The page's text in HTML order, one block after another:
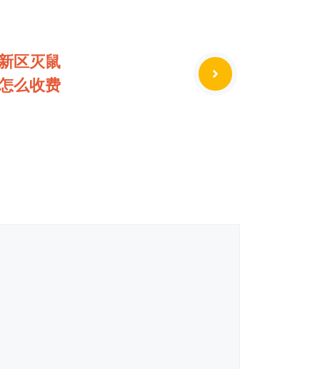
区灭鼠
么收费